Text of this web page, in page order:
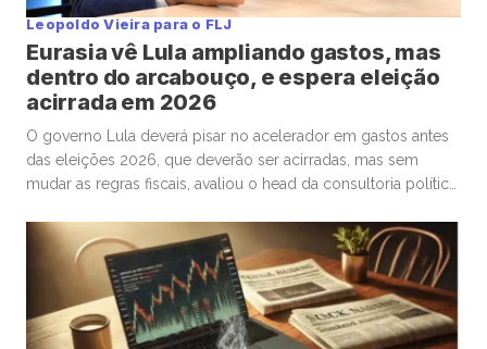
Leopoldo Vieira para o FLJ
Eurasia vê Lula ampliando gastos, mas
dentro do arcabouço, e espera eleição
acirrada em 2026
O governo Lula deverá pisar no acelerador em gastos antes
das eleições 2026, que deverão ser acirradas, mas sem
mudar as regras fiscais, avaliou o head da consultoria política
político e colunista do Faria Lima Journal, Leopoldo Vieira.
Na conversa, o diretor da Eurasia fez […]